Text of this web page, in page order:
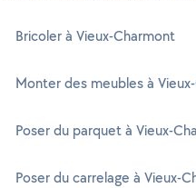
Bricoler à Vieux-Charmont
Monter des meubles à
Poser du parquet à Vieux-
Poser du carrelage à Vieux-